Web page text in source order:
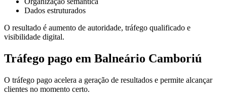
Dados estruturados
O resultado é aumento de autoridade, tráfego qualificado e
visibilidade digital.
Tráfego pago em Balneário Camboriú
O tráfego pago acelera a geração de resultados e permite alcançar
clientes no momento certo.